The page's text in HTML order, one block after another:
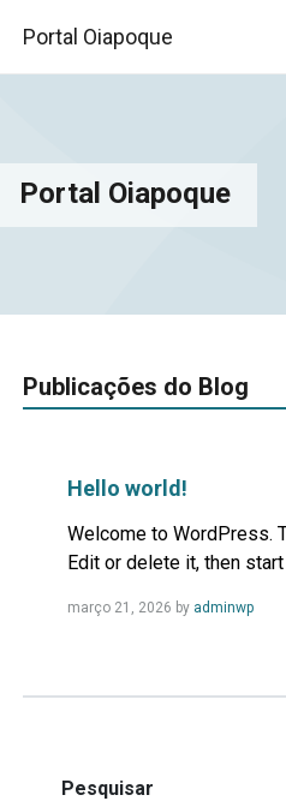
Portal Oiapoque
Portal Oiapoque
Publicações do Blog
Hello world!
Welcome to WordPress.
Edit or delete it, then
março 21, 2026 by adminwpLeia
Pesquisar